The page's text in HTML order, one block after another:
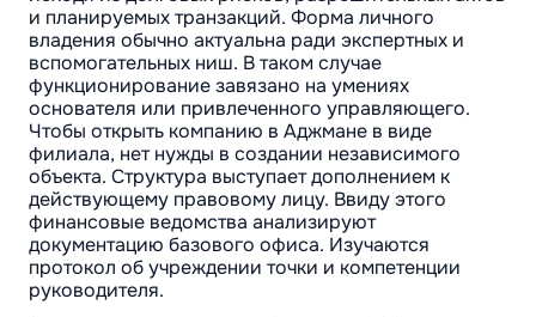
и планируемых транзакций. Форма личного
владения обычно актуальна ради экспертных и
вспомогательных ниш. В таком случае
функционирование завязано на умениях
основателя или привлеченного управляющего.
Чтобы открыть компанию в Аджмане в виде
филиала, нет нужды в создании независимого
объекта. Структура выступает дополнением к
действующему правовому лицу. Ввиду этого
финансовые ведомства анализируют
документацию базового офиса. Изучаются
протокол об учреждении точки и компетенции
руководителя.